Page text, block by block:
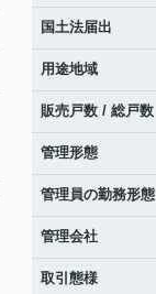
国土法届出
用途地域
販売戸数 / 総戸数
管理形態
管理員の勤務形態
管理会社
取引態様